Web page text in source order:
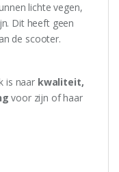
lichte vegen,
Dit heeft geen
de scooter.
is naar kwaliteit,
voor zijn of haar